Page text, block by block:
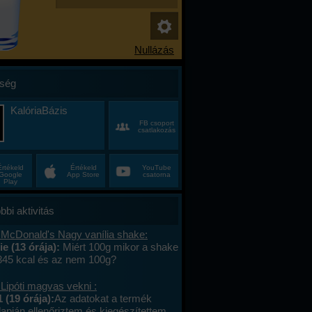
KalóriaBázis
FB csoport
csatlakozás
Play
Értékeld
App Store
YouTube
csatorna
aktivitás
Nagy vanília shake:
(13 órája): Miért 100g mikor a shake
kcal és az nem 100g?
magvas vekni :
(19 órája):Az adatokat a termék